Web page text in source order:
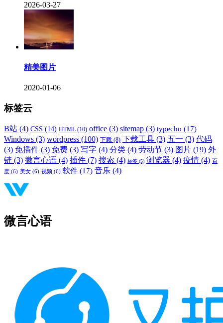
2026-03-27
精美图片
2020-01-06
标签云
B站 (4) CSS (14) HTML (10) office (3) sitemap (3) typecho (17)
Windows (3) wordpress (100) 下载 (8) 下载工具 (3) 五一 (3) 代码
(3) 免插件 (3) 免费 (3) 写字 (4) 分类 (4) 劳动节 (3) 图片 (19) 外
链 (3) 微言心语 (4) 插件 (7) 搜索 (4) 标签 (5) 浏览器 (4) 疫情 (4) 百
度 (6) 美女 (6) 视频 (6) 软件 (17) 音乐 (4)
微言心语